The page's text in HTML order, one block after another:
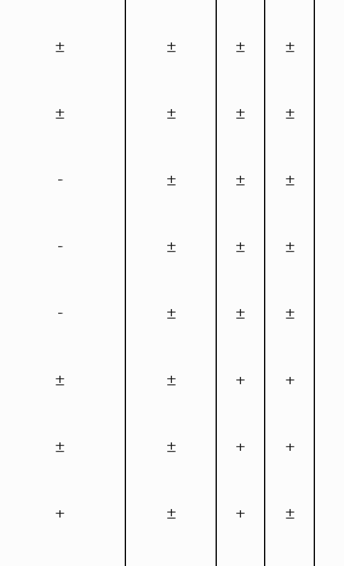
± ± ± ±
± ± ± ±
- ± ± ±
- ± ± ±
- ± ± ±
± ± + +
± ± + +
+ ± + ±